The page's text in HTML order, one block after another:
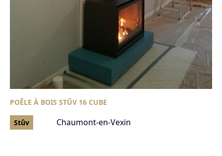
POÊLE À BOIS STÛV 16 CUBE
Stûv Chaumont-en-Vexin